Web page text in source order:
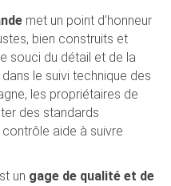
met un point d’honneur
bien construits et
souci du détail et de la
le suivi technique des
les propriétaires de
des standards
aide à suivre
un gage de qualité et de